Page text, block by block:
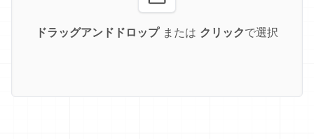
ドラッグアンドドロップ または クリックで選択